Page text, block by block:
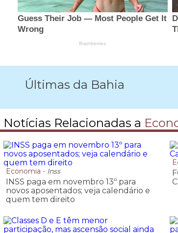
Últimas da Bahia
Notícias Relacionadas a
Economia - Inss
INSS paga em novembro 13º para
novos aposentados; veja calendário e
quem tem direito